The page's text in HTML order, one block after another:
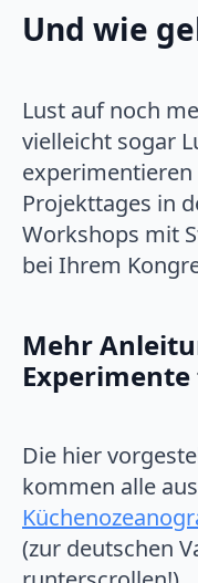
Und wie
Lust auf noch
vielleicht sogar
experimentieren
Projekttages in
Workshops mit
bei Ihrem
Mehr
Die hier
kommen alle
(zur deutschen